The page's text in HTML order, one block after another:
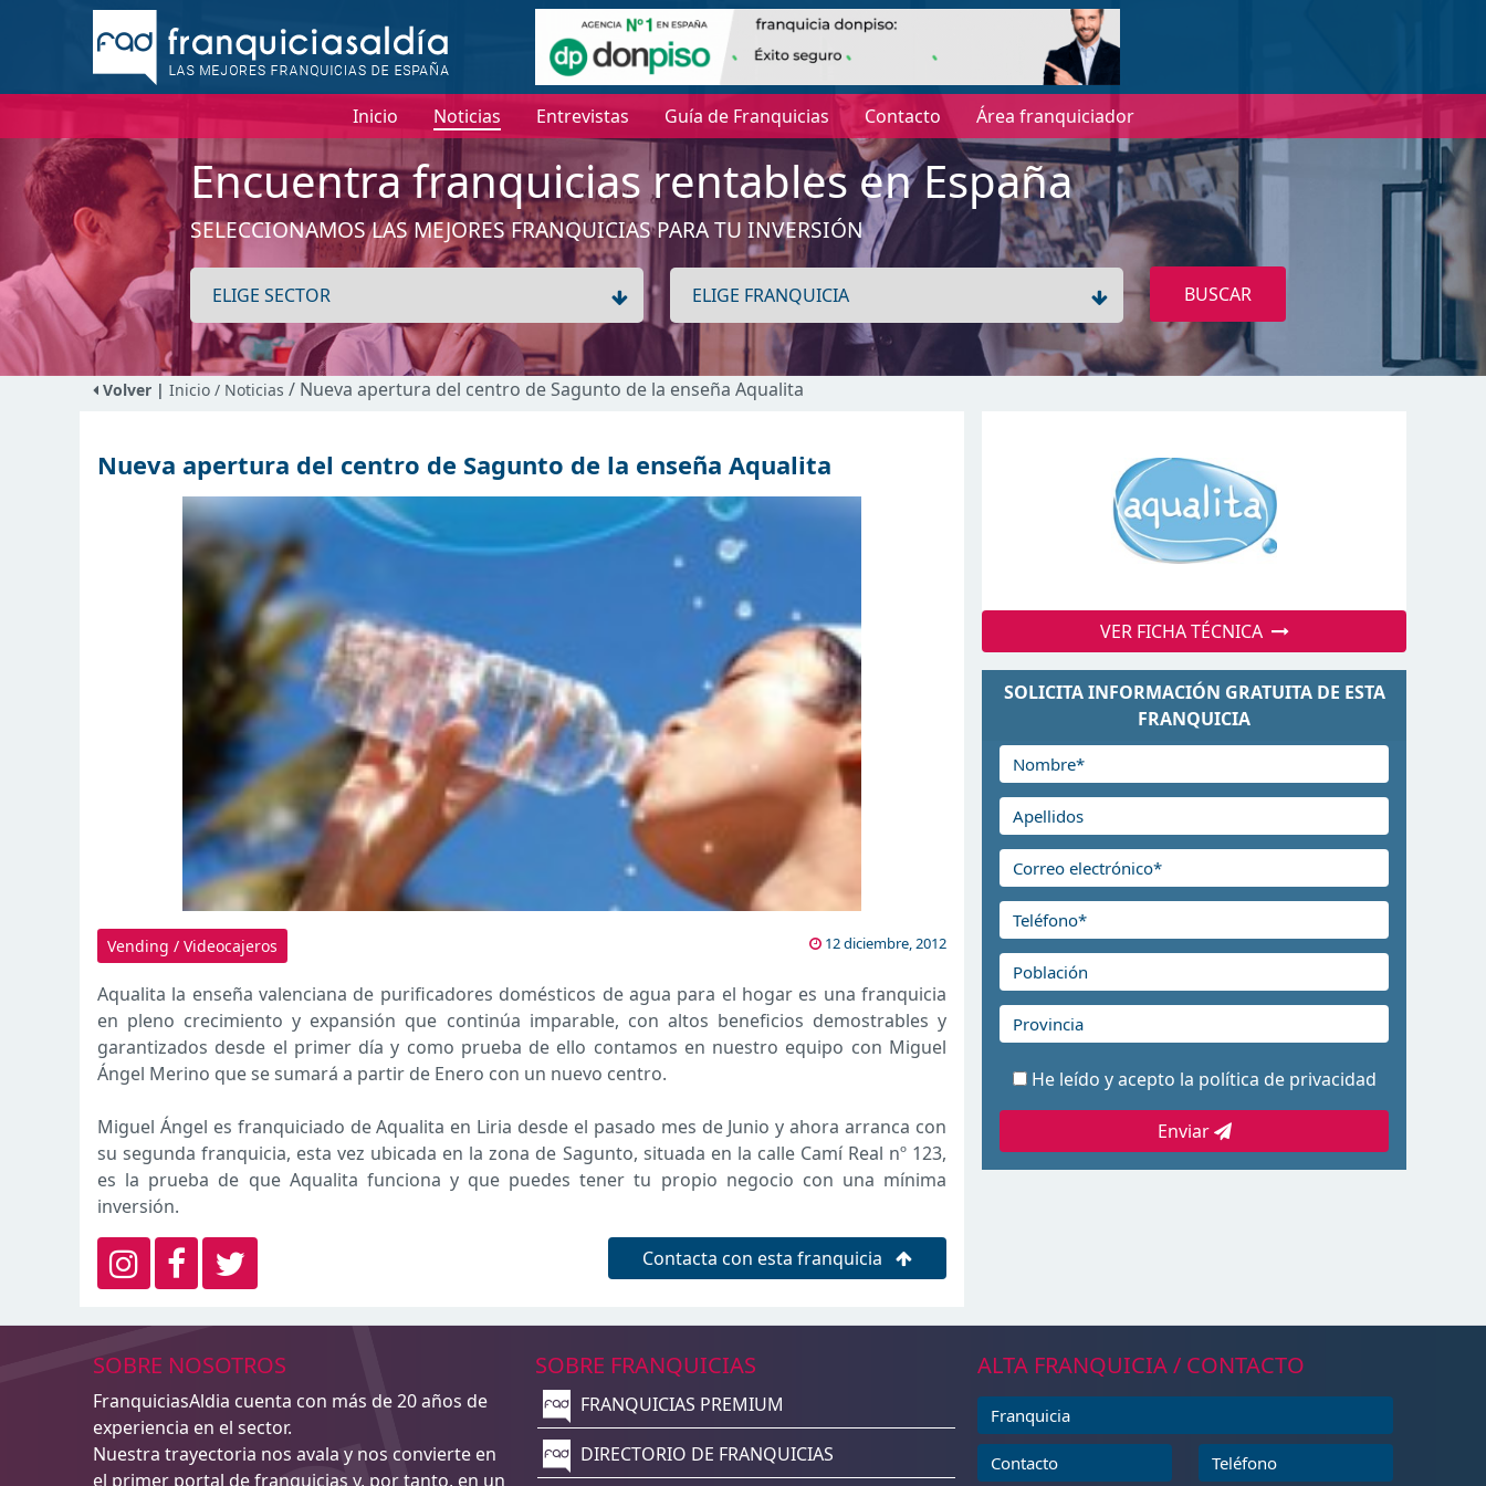
Inicio Noticias Entrevistas Guía de Franquicias Contacto Área franquiciador
Encuentra franquicias rentables en España
SELECCIONAMOS LAS MEJORES FRANQUICIAS PARA TU INVERSIÓN
BUSCAR
Volver | Inicio / Noticias / Nueva apertura del centro de Sagunto de la enseña Aqualita
Nueva apertura del centro de Sagunto de la enseña Aqualita
Vending / Videocajeros 12 diciembre, 2012
Aqualita la enseña valenciana de purificadores domésticos de agua para el hogar es una franquicia
en pleno crecimiento y expansión que continúa imparable, con altos beneficios demostrables y
garantizados desde el primer día y como prueba de ello contamos en nuestro equipo con Miguel
Ángel Merino que se sumará a partir de Enero con un nuevo centro.
Miguel Ángel es franquiciado de Aqualita en Liria desde el pasado mes de Junio y ahora arranca con
su segunda franquicia, esta vez ubicada en la zona de Sagunto, situada en la calle Camí Real nº 123,
es la prueba de que Aqualita funciona y que puedes tener tu propio negocio con una mínima
inversión.
Contacta con esta franquicia
VER FICHA TÉCNICA
SOLICITA INFORMACIÓN GRATUITA DE ESTA
FRANQUICIA
He leído y acepto la política de privacidad
Enviar
SOBRE NOSOTROS
FranquiciasAldia cuenta con más de 20 años de
experiencia en el sector.
Nuestra trayectoria nos avala y nos convierte en
el primer portal de franquicias y, por tanto, en un
SOBRE FRANQUICIAS
FRANQUICIAS PREMIUM
DIRECTORIO DE FRANQUICIAS
ALTA FRANQUICIA / CONTACTO